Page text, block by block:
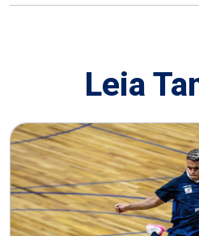
Leia